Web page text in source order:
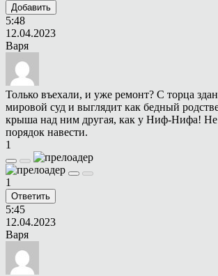
Добавить
5:48
12.04.2023
Варя
Только въехали, и уже ремонт? С торца
мировой суд и выглядит как бедный
крыша над ним другая, как у Ниф-Нифа!
порядок навести.
1
1
Ответить
5:45
12.04.2023
Варя